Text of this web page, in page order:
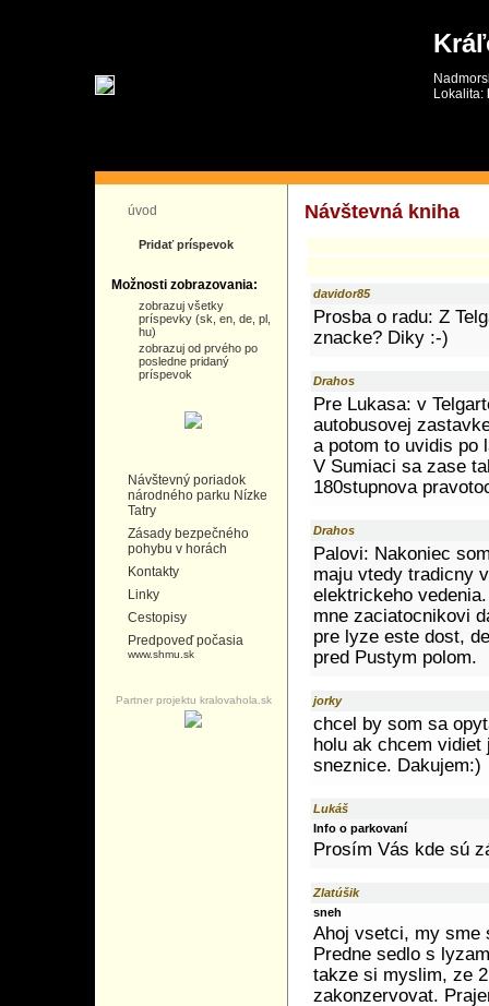
Lokalita:
úvod
Pridať príspevok
Možnosti zobrazovania:
zobrazuj všetky
príspevky (sk, en, de, pl,
hu)
zobrazuj od prvého po
posledne pridaný
príspevok
Návštevný poriadok
národného parku Nízke
Tatry
Zásady bezpečného
pohybu v horách
Kontakty
Linky
Cestopisy
Predpoveď počasia
www.shmu.sk
Partner projektu kralovahola.sk
Návštevná kniha
davidor85
Prosba o radu: Z
znacke? Diky :-)
Drahos
Pre Lukasa: v
autobusovej
a potom to uvidis po
V Sumiaci sa zase
180stupnova
Drahos
Palovi: Nakoniec
maju vtedy tradicny
elektrickeho
mne zaciatocnikovi
pre lyze este dost,
pred Pustym polom.
jorky
chcel by som sa
holu ak chcem vidiet
sneznice. Dakujem:)
Lukáš
Info o parkovaní
Prosím Vás kde sú
Zlatúšik
sneh
Ahoj vsetci, my sme
Predne sedlo s
takze si myslim, ze
zakonzervovat.